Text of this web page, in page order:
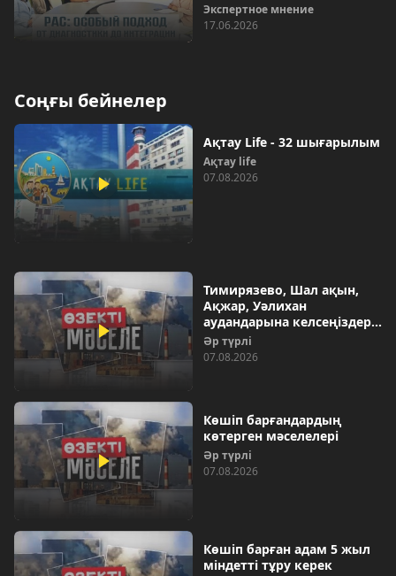
Экспертное мнение
17.06.2026
Соңғы бейнелер
Ақтау Life - 32 шығарылым
Ақтау life
07.08.2026
Тимирязево, Шал ақын,
Ақжар, Уәлихан
аудандарына келсеңіздер…
Әр түрлі
07.08.2026
Көшіп барғандардың
көтерген мәселелері
Әр түрлі
07.08.2026
Көшіп барған адам 5 жыл
міндетті тұру керек